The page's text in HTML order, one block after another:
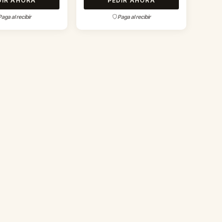
al recibir Paga al recibir